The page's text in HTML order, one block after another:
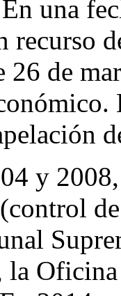
una
recurso
26 de
y
la